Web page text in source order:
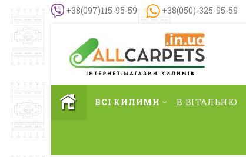
+38(097)115-95-59 +38(050)-325-95-59
ВСІ КИЛИМИ В ВІТАЛЬНЮ